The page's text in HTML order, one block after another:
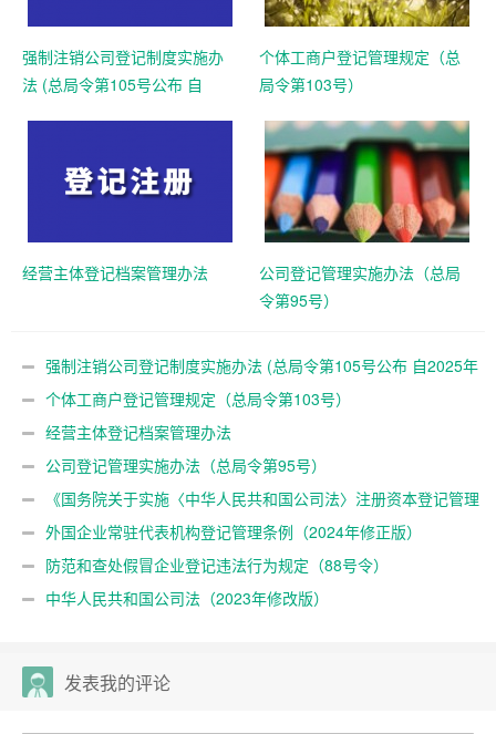
强制注销公司登记制度实施办
法 (总局令第105号公布 自
个体工商户登记管理规定（总
局令第103号）
经营主体登记档案管理办法
公司登记管理实施办法（总局
令第95号）
强制注销公司登记制度实施办法 (总局令第105号公布 自2025年
10月10日起施行)
个体工商户登记管理规定（总局令第103号）
经营主体登记档案管理办法
公司登记管理实施办法（总局令第95号）
《国务院关于实施〈中华人民共和国公司法〉注册资本登记管理
制度的规定》（国务院令第784号）
外国企业常驻代表机构登记管理条例（2024年修正版）
防范和查处假冒企业登记违法行为规定（88号令）
中华人民共和国公司法（2023年修改版）
发表我的评论